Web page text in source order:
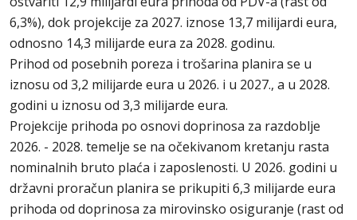
6,3%), dok projekcije za 2027. iznose 13,7 milijardi eura,
odnosno 14,3 milijarde eura za 2028. godinu.
Prihod od posebnih poreza i trošarina planira se u
iznosu od 3,2 milijarde eura u 2026. i u 2027., a u 2028.
godini u iznosu od 3,3 milijarde eura.
Projekcije prihoda po osnovi doprinosa za razdoblje
2026. - 2028. temelje se na očekivanom kretanju rasta
nominalnih bruto plaća i zaposlenosti. U 2026. godini u
državni proračun planira se prikupiti 6,3 milijarde eura
prihoda od doprinosa za mirovinsko osiguranje (rast od